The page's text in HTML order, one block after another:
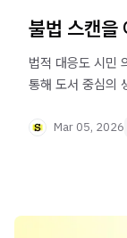
불법 스캔을
법적 대응도 시민
통해 도서 중심의
유도하는지 알아
Mar 05, 2026